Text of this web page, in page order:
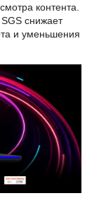
контента.
снижает
и уменьшения